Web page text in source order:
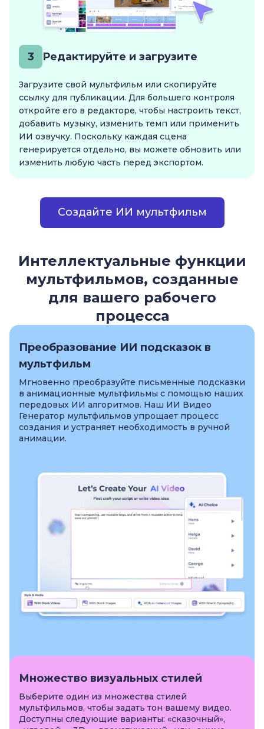
3 Редактируйте и загрузите
Загрузите свой мультфильм или скопируйте
ссылку для публикации. Для большего контроля
откройте его в редакторе, чтобы настроить текст,
добавить музыку, изменить темп или применить
ИИ озвучку. Поскольку каждая сцена
генерируется отдельно, вы можете обновить или
изменить любую часть перед экспортом.
Создайте ИИ мультфильм
Интеллектуальные функции
мультфильмов, созданные
для вашего рабочего
процесса
Преобразование ИИ подсказок в
мультфильм
Мгновенно преобразуйте письменные подсказки
в анимационные мультфильмы с помощью наших
передовых ИИ алгоритмов. Наш ИИ Видео
Генератор мультфильмов упрощает процесс
создания и устраняет необходимость в ручной
анимации.
Множество визуальных стилей
Выберите один из множества стилей
мультфильмов, чтобы задать тон вашему видео.
Доступны следующие варианты: «сказочный»,